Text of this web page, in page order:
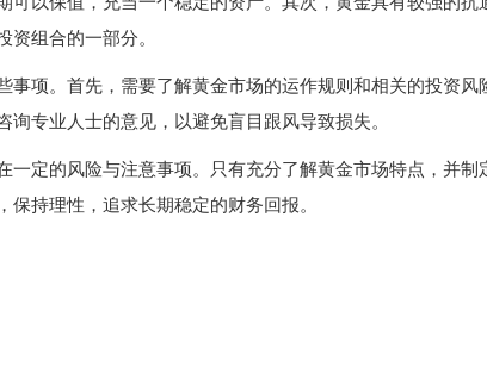
组合的一部分。
事项。首先，需要了解黄金市场的运作规则和相关的投资
专业人士的意见，以避免盲目跟风导致损失。
一定的风险与注意事项。只有充分了解黄金市场特点，并
持理性，追求长期稳定的财务回报。